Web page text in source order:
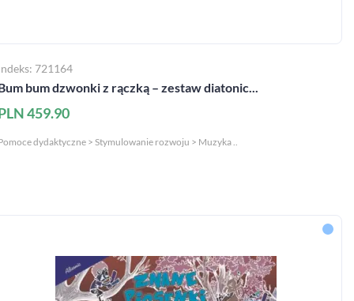
721164
bum dzwonki z rączką – zestaw diatonic...
459.90
dydaktyczne > Stymulowanie rozwoju > Muzyka ..